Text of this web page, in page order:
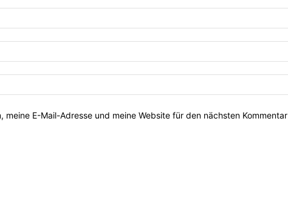
meine E-Mail-Adresse und meine Website für den nächsten Kommentar